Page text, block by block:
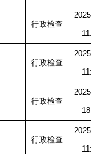
行政检查
行政检查
行政检查
行政检查